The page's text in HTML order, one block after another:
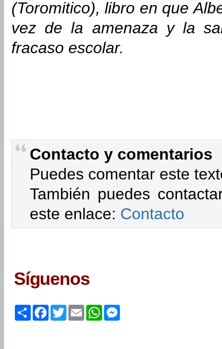
(Toromitico), libro en que
vez de la amenaza y la
fracaso escolar.
Contacto y comentarios
Puedes comentar este
También puedes
este enlace: Contacto
Síguenos
ShareFacebook
TwitterEmailWhatsApp